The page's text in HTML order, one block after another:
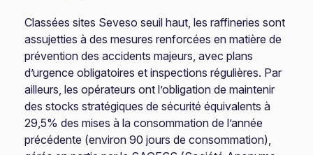
Classées sites Seveso seuil haut, les raffineries sont
assujetties à des mesures renforcées en matière de
prévention des accidents majeurs, avec plans
d’urgence obligatoires et inspections régulières. Par
ailleurs, les opérateurs ont l’obligation de maintenir
des stocks stratégiques de sécurité équivalents à
29,5% des mises à la consommation de l’année
précédente (environ 90 jours de consommation),